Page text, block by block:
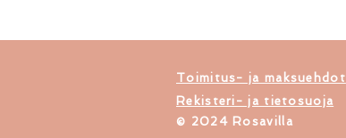
Toimitus- ja maksuehdot
Rekisteri- ja tietosuoja
​© 2024 Rosavilla